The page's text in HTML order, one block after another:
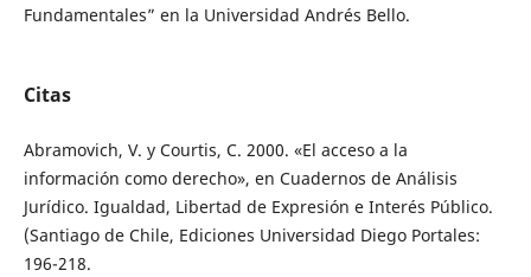
Fundamentales” en la Universidad Andrés Bello.
Citas
Abramovich, V. y Courtis, C. 2000. «El acceso a la
información como derecho», en Cuadernos de Análisis
Jurídico. Igualdad, Libertad de Expresión e Interés Público.
(Santiago de Chile, Ediciones Universidad Diego Portales:
196-218.